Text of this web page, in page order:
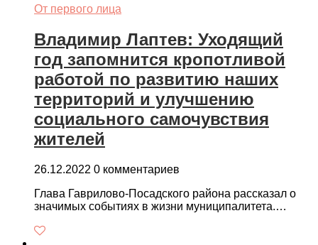
От первого лица
Владимир Лаптев: Уходящий
год запомнится кропотливой
работой по развитию наших
территорий и улучшению
социального самочувствия
жителей
26.12.2022 0 комментариев
Глава Гаврилово-Посадского района рассказал о
значимых событиях в жизни муниципалитета.…